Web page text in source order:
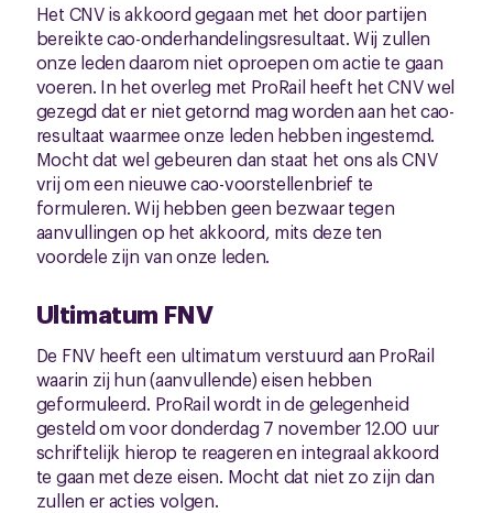
Het CNV is akkoord gegaan met het door partijen
bereikte cao-onderhandelingsresultaat. Wij zullen
onze leden daarom niet oproepen om actie te gaan
voeren. In het overleg met ProRail heeft het CNV wel
gezegd dat er niet getornd mag worden aan het cao-
resultaat waarmee onze leden hebben ingestemd.
Mocht dat wel gebeuren dan staat het ons als CNV
vrij om een nieuwe cao-voorstellenbrief te
formuleren. Wij hebben geen bezwaar tegen
aanvullingen op het akkoord, mits deze ten
voordele zijn van onze leden.
Ultimatum FNV
De FNV heeft een ultimatum verstuurd aan ProRail
waarin zij hun (aanvullende) eisen hebben
geformuleerd. ProRail wordt in de gelegenheid
gesteld om voor donderdag 7 november 12.00 uur
schriftelijk hierop te reageren en integraal akkoord
te gaan met deze eisen. Mocht dat niet zo zijn dan
zullen er acties volgen.